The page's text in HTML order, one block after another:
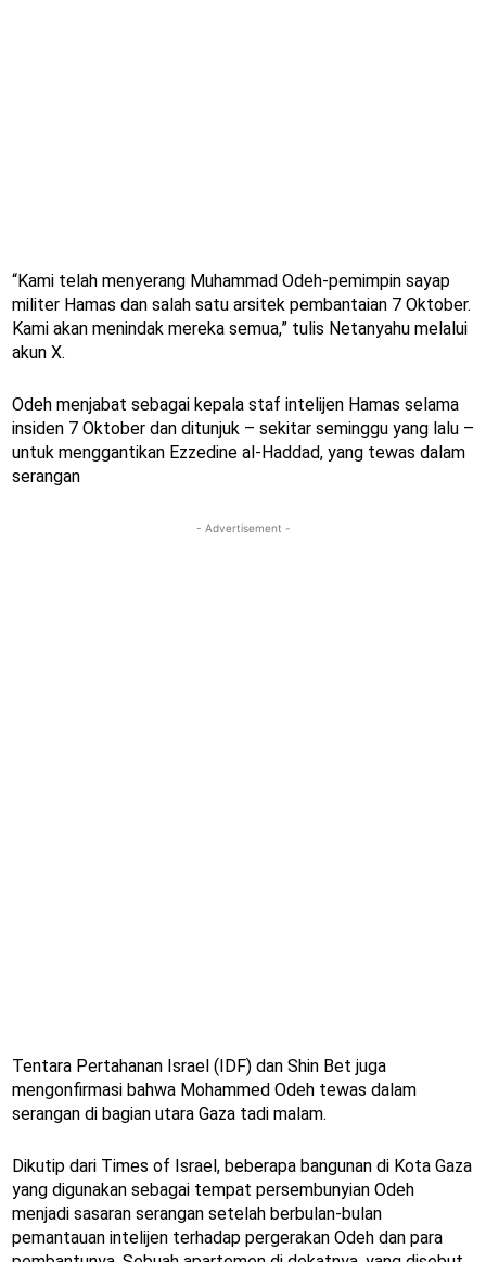
“Kami telah menyerang Muhammad Odeh-pemimpin sayap
militer Hamas dan salah satu arsitek pembantaian 7 Oktober.
Kami akan menindak mereka semua,” tulis Netanyahu melalui
akun X.
Odeh menjabat sebagai kepala staf intelijen Hamas selama
insiden 7 Oktober dan ditunjuk – sekitar seminggu yang lalu –
untuk menggantikan Ezzedine al-Haddad, yang tewas dalam
serangan
- Advertisement -
Tentara Pertahanan Israel (IDF) dan Shin Bet juga
mengonfirmasi bahwa Mohammed Odeh tewas dalam
serangan di bagian utara Gaza tadi malam.
Dikutip dari Times of Israel, beberapa bangunan di Kota Gaza
yang digunakan sebagai tempat persembunyian Odeh
menjadi sasaran serangan setelah berbulan-bulan
pemantauan intelijen terhadap pergerakan Odeh dan para